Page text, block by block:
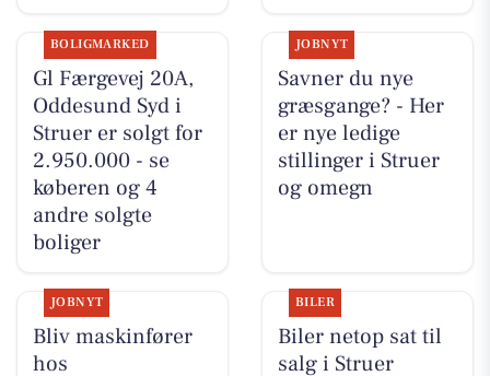
BOLIGMARKED
Gl Færgevej 20A,
Oddesund Syd i
Struer er solgt for
2.950.000 - se
køberen og 4
andre solgte
boliger
JOBNYT
Savner du nye
græsgange? - Her
er nye ledige
stillinger i Struer
og omegn
JOBNYT
Bliv maskinfører
hos
BILER
Biler netop sat til
salg i Struer